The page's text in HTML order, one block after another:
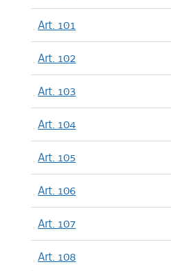
Art. 101
Art. 102
Art. 103
Art. 104
Art. 105
Art. 106
Art. 107
Art. 108